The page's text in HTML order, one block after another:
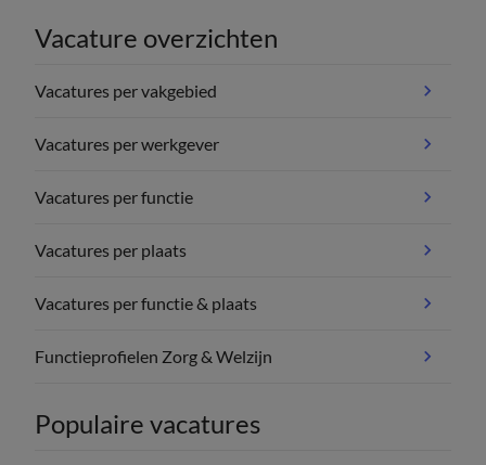
Vacature overzichten
Vacatures per vakgebied
Vacatures per werkgever
Vacatures per functie
Vacatures per plaats
Vacatures per functie & plaats
Functieprofielen Zorg & Welzijn
Populaire vacatures